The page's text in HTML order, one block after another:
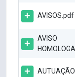
AVISOS.pdf
AVISO